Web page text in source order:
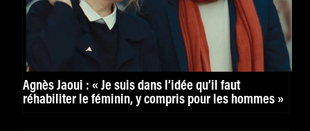
Agnès Jaoui : « Je suis dans l’idée qu’il faut
réhabiliter le féminin, y compris pour les hommes »